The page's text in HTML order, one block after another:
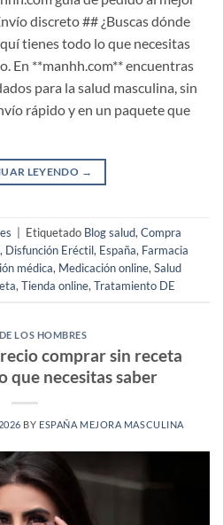
discreto ## ¿Buscas dónde
tienes todo lo que necesitas
En **manhh.com** encuentras
para la salud masculina, sin
rápido y en un paquete que
LEYENDO →
Etiquetado Blog salud,Compra
, Disfunción Eréctil, España, Farmacia
médica, Medicación online,Salud
,Tienda online,Tratamiento DE
LOS HOMBRES
comprar sin receta
que necesitas saber
BY ESPAÑA MEJORA MASCULINA